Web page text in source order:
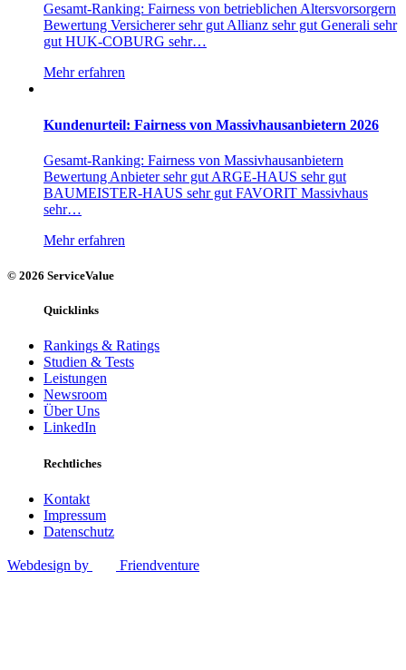
Gesamt-Ranking: Fairness von betrieblichen Altersvorsorgern
Bewertung Versicherer sehr gut Allianz sehr gut Generali sehr
gut HUK-COBURG sehr…
Mehr erfahren
Kundenurteil: Fairness von Massivhausanbietern 2026
Gesamt-Ranking: Fairness von Massivhausanbietern
Bewertung Anbieter sehr gut ARGE-HAUS sehr gut
BAUMEISTER-HAUS sehr gut FAVORIT Massivhaus
sehr…
Mehr erfahren
© 2026 ServiceValue
Quicklinks
Rankings & Ratings
Studien & Tests
Leistungen
Newsroom
Über Uns
LinkedIn
Rechtliches
Kontakt
Impressum
Datenschutz
Webdesign by Friendventure